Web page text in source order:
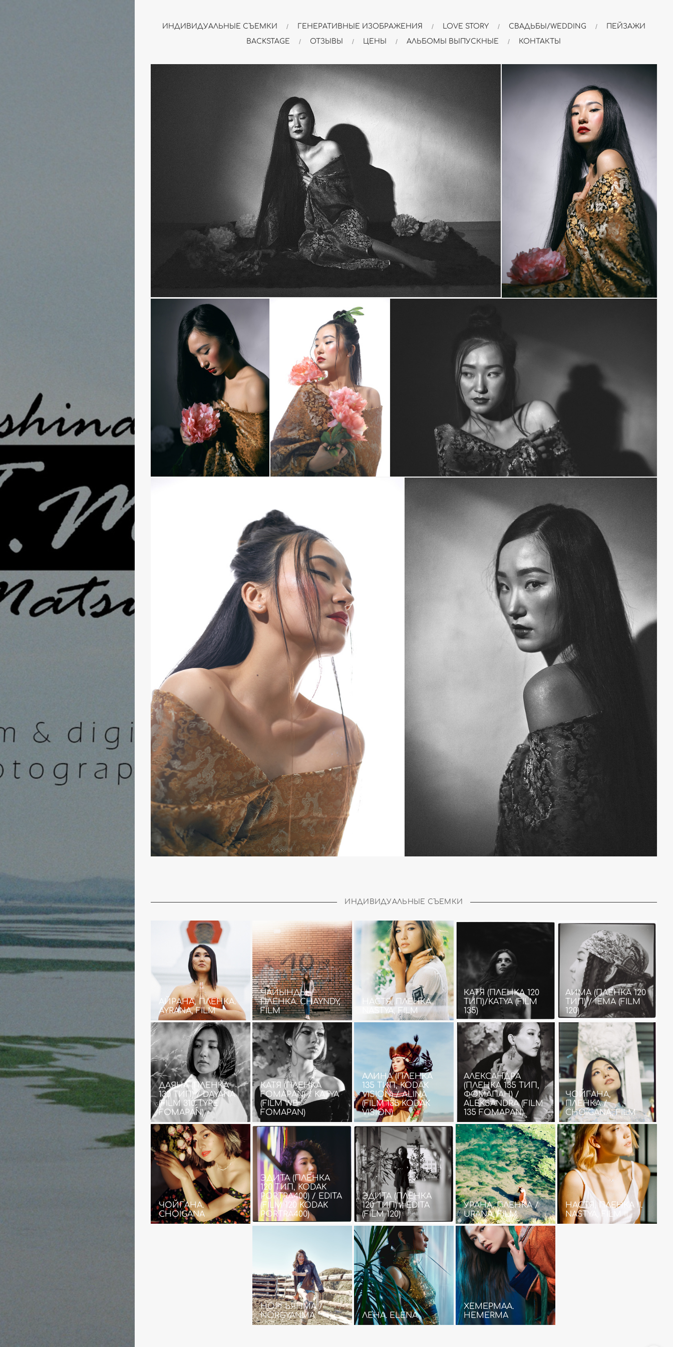
ИНДИВИДУАЛЬНЫЕ СЪЕМКИ ГЕНЕРАТИВНЫЕ ИЗОБРАЖЕНИЯ LOVE STORY СВАДЬБЫ/WEDDING
ПЕЙЗАЖИ
BACKSTAGE
ОТЗЫВЫ ЦЕНЫ АЛЬБОМЫ ВЫПУСКНЫЕ КОНТАКТЫ
ИНДИВИДУАЛЬНЫЕ СЪЕМКИ
АЙРАНА, ПЛЕНКА.
AYRANA, FILM
ЧАЙЫНДЫ,
ПЛЕНКА. CHAYNDY,
FILM
НАСТЯ, ПЛЕНКА.
NASTYA, FILM
КАТЯ (ПЛЕНКА 120
ТИП)/KATYA (FILM
135)
АИМА (ПЛЕНКА 120
ТИП) / IEMA (FILM
120)
ДАЯНА (ПЛЕНКА
130 ТИП) / DAYANA
(FILM 310 TYPE
FOMAPAN)
КАТЯ (ПЛЕНКА
FOMAPAN) / KATYA
(FILM WB
FOMAPAN)
АЛИНА (ПЛЕНКА
135 ТИП, KODAK
VISION) / ALINA
(FILM 135 KODAK
VISION)
АЛЕКСАНДРА
(ПЛЕНКА 135 ТИП,
ФОМАПАН) /
ALEKSANDRA (FILM
135 FOMAPAN)
ЧОЙГАНА,
ПЛЕНКА /
CHOIGANA, FILM
ЧОЙГАНА.
CHOIGANA
ЭДИТА (ПЛЕНКА
120 ТИП, KODAK
PORTRA400) / EDITA
(FILM 120 KODAK
PORTRA400)
ЭДИТА (ПЛЕНКА
120 ТИП) / EDITA
(FILM 120)
УРАНА, ПЛЕНКА /
URANA, FILM
НАСТЯ, ПЛЕНКА II.
NASTYA, FILM II
НОРГЬЯНМА /
NORGYANMA
ЛЕНА. ELENA
ХЕМЕРМАА.
HEMERMA